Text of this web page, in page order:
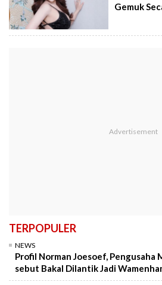
Gemuk
TERPOPULER
NEWS
Profil Norman Joesoef, Pengusaha
sebut Bakal Dilantik Jadi